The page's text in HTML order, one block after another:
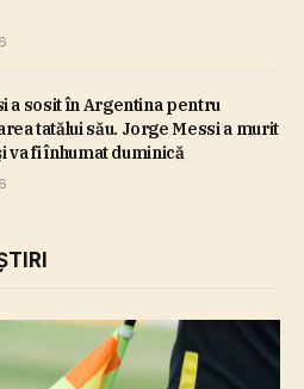
a sosit în Argentina pentru
tatălui său. Jorge Messi a murit
va fi înhumat duminică